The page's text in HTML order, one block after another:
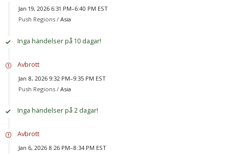
Jan 19, 2026 6:31 PM–6:40 PM EST
Push Regions / Asia
Inga händelser på 10 dagar!
Avbrott
Jan 8, 2026 9:32 PM–9:35 PM EST
Push Regions / Asia
Inga händelser på 2 dagar!
Avbrott
Jan 6, 2026 8:26 PM–8:34 PM EST